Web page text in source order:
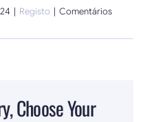
| Registo | Comentários
Choose Your